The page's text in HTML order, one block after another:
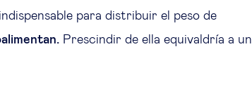
para distribuir el peso de
Prescindir de ella equivaldría a un